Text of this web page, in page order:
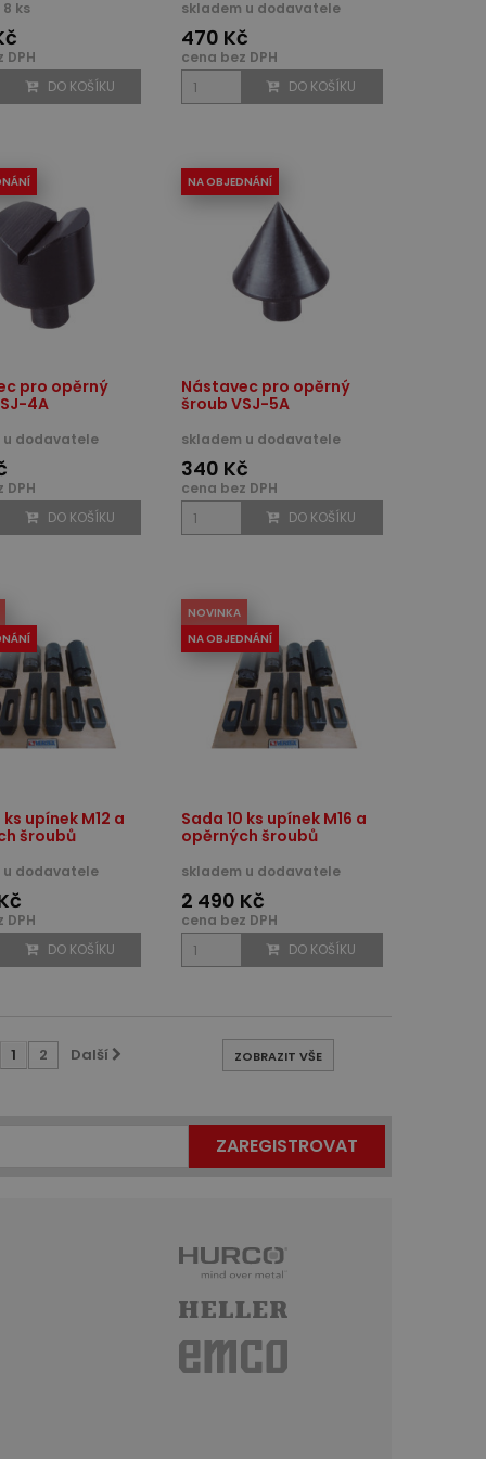
ks
DPH
DO KOŠÍKU
skladem u dodavatele
470 Kč
cena bez DPH
DO KOŠÍKU
pro opěrný
4A
u dodavatele
DPH
DO KOŠÍKU
NA OBJEDNÁNÍ
Nástavec pro opěrný
šroub VSJ-5A
skladem u dodavatele
340 Kč
cena bez DPH
DO KOŠÍKU
ks upínek M12 a
šroubů
u dodavatele
DPH
DO KOŠÍKU
NOVINKA
NA OBJEDNÁNÍ
Sada 10 ks upínek M16 a
opěrných šroubů
skladem u dodavatele
2 490 Kč
cena bez DPH
DO KOŠÍKU
ZOBRAZIT VŠE
1 2 Další
ZAREGISTROVAT